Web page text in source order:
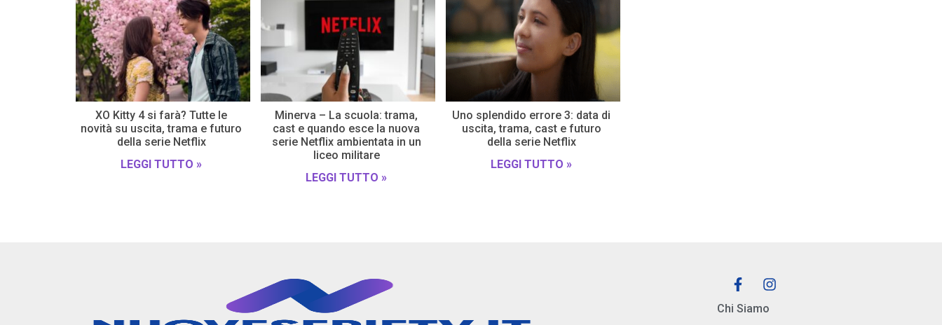
XO Kitty 4 si farà? Tutte le
novità su uscita, trama e futuro
della serie Netflix
LEGGI TUTTO »
Minerva – La scuola: trama,
cast e quando esce la nuova
serie Netflix ambientata in un
liceo militare
LEGGI TUTTO »
Uno splendido errore 3: data di
uscita, trama, cast e futuro
della serie Netflix
LEGGI TUTTO »
Chi Siamo